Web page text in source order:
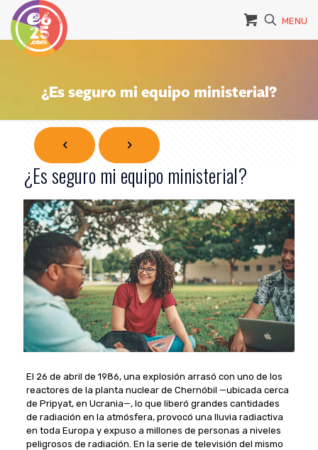
MENU
¿Es seguro mi equipo ministerial?
¿Es seguro mi equipo ministerial?
El 26 de abril de 1986, una explosión arrasó con uno de los
reactores de la planta nuclear de Chernóbil —ubicada cerca
de Pripyat, en Ucrania—, lo que liberó grandes cantidades
de radiación en la atmósfera, provocó una lluvia radiactiva
en toda Europa y expuso a millones de personas a niveles
peligrosos de radiación. En la serie de televisión del mismo